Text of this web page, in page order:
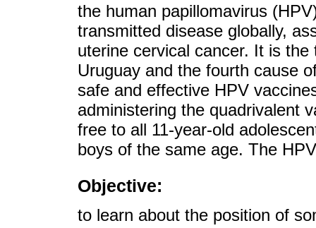
the human papillomavirus
transmitted disease globally,
uterine cervical cancer. It is
Uruguay and the fourth cause
safe and effective HPV
administering the quadrivalent
free to all 11-year-old
boys of the same age. The
Objective:
to learn about the position of